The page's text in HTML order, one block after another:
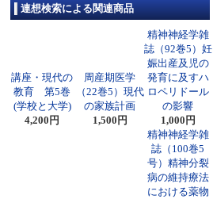
連想検索による関連商品
講座・現代の
教育 第5巻
(学校と大学)
4,200円
周産期医学
（22巻5）現代
の家族計画
1,500円
精神神経学雑
誌（92巻5）妊
娠出産及児の
発育に及すハ
ロペリドール
の影響
1,000円
精神神経学雑
誌（100巻5
号）精神分裂
病の維持療法
における薬物